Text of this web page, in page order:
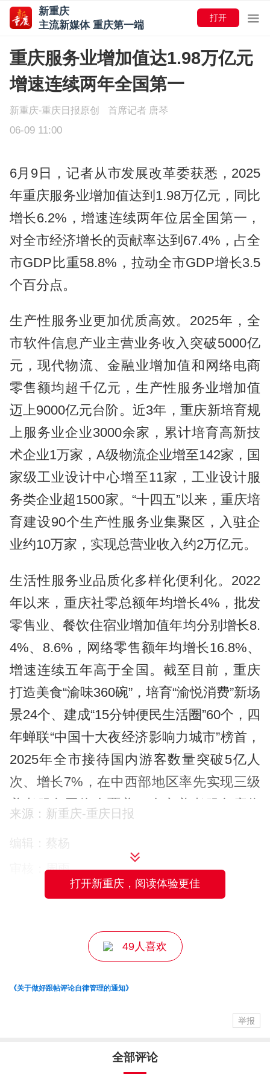
新重庆
主流新媒体 重庆第一端
打开
重庆服务业增加值达1.98万亿元
增速连续两年全国第一
新重庆-重庆日报原创 首席记者 唐琴
06-09 11:00
6月9日，记者从市发展改革委获悉，2025
年重庆服务业增加值达到1.98万亿元，同比
增长6.2%，增速连续两年位居全国第一，
对全市经济增长的贡献率达到67.4%，占全
市GDP比重58.8%，拉动全市GDP增长3.5
个百分点。
生产性服务业更加优质高效。2025年，全
市软件信息产业主营业务收入突破5000亿
元，现代物流、金融业增加值和网络电商
零售额均超千亿元，生产性服务业增加值
迈上9000亿元台阶。近3年，重庆新培育规
上服务业企业3000余家，累计培育高新技
术企业1万家，A级物流企业增至142家，国
家级工业设计中心增至11家，工业设计服
务类企业超1500家。“十四五”以来，重庆培
育建设90个生产性服务业集聚区，入驻企
业约10万家，实现总营业收入约2万亿元。
生活性服务业品质化多样化便利化。2022
年以来，重庆社零总额年均增长4%，批发
零售业、餐饮住宿业增加值年均分别增长8.
4%、8.6%，网络零售额年均增长16.8%、
增速连续五年高于全国。截至目前，重庆
打造美食“渝味360碗”，培育“渝悦消费”新场
景24个、建成“15分钟便民生活圈”60个，四
年蝉联“中国十大夜经济影响力城市”榜首，
2025年全市接待国内游客数量突破5亿人
次、增长7%，在中西部地区率先实现三级
养老服务网络全覆盖，全市养老服务床位
幼儿托位数增至14.6万个。
服务业不断拓展开放新空间。作为中西部
重庆主动对接高标准国际经贸规则，加快
构建现代化集疏运体系和综合服务体系，
心、“一带一路”国际技术转移中心等标志性
项目。2025年，全市服务进出口增长7%，
重达到75.2%。同时，重庆聚焦西部陆海新
来源：新重庆-重庆日报
编辑：蔡杨
审核：周雨
主编：曾立
打开新重庆，阅读体验更佳
49人喜欢
《关于做好跟帖评论自律管理的通知》
举报
全部评论